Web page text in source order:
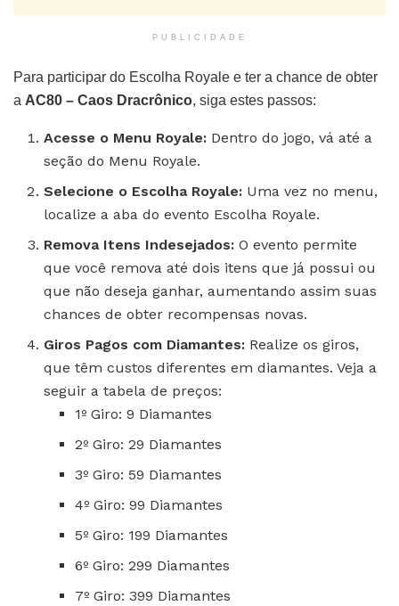
PUBLICIDADE
Para participar do Escolha Royale e ter a chance de obter
a AC80 – Caos Dracrônico, siga estes passos:
Acesse o Menu Royale: Dentro do jogo, vá até a
seção do Menu Royale.
Selecione o Escolha Royale: Uma vez no menu,
localize a aba do evento Escolha Royale.
Remova Itens Indesejados: O evento permite
que você remova até dois itens que já possui ou
que não deseja ganhar, aumentando assim suas
chances de obter recompensas novas.
Giros Pagos com Diamantes: Realize os giros,
que têm custos diferentes em diamantes. Veja a
seguir a tabela de preços:
1º Giro: 9 Diamantes
2º Giro: 29 Diamantes
3º Giro: 59 Diamantes
4º Giro: 99 Diamantes
5º Giro: 199 Diamantes
6º Giro: 299 Diamantes
7º Giro: 399 Diamantes